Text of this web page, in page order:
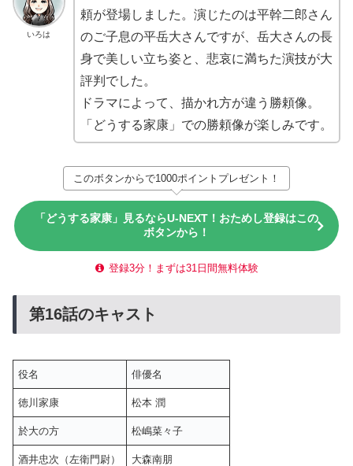
いろは
頼が登場しました。演じたのは平幹二郎さん
のご子息の平岳大さんですが、岳大さんの長
身で美しい立ち姿と、悲哀に満ちた演技が大
評判でした。
ドラマによって、描かれ方が違う勝頼像。
「どうする家康」での勝頼像が楽しみです。
このボタンからで1000ポイントプレゼント！
「どうする家康」見るならU-NEXT！おためし登録はこの
ボタンから！
登録3分！まずは31日間無料体験
第16話のキャスト
役名 俳優名
徳川家康 松本 潤
於大の方 松嶋菜々子
酒井忠次（左衛門尉） 大森南朋